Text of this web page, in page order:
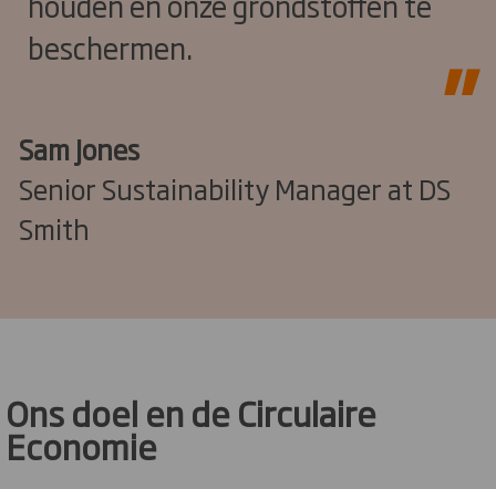
beschermen.
Sam Jones
Senior Sustainability Manager at DS
Smith
Ons doel en de Circulaire
Economie